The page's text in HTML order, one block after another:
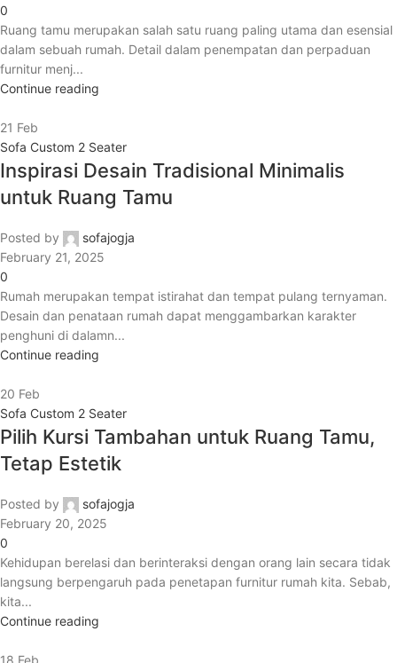
0
Ruang tamu merupakan salah satu ruang paling utama dan esensial
dalam sebuah rumah. Detail dalam penempatan dan perpaduan
furnitur menj...
Continue reading
21 Feb
Sofa Custom 2 Seater
Inspirasi Desain Tradisional Minimalis
untuk Ruang Tamu
Posted by
sofajogja
February 21, 2025
0
Rumah merupakan tempat istirahat dan tempat pulang ternyaman.
Desain dan penataan rumah dapat menggambarkan karakter
penghuni di dalamn...
Continue reading
20 Feb
Sofa Custom 2 Seater
Pilih Kursi Tambahan untuk Ruang Tamu,
Tetap Estetik
Posted by
sofajogja
February 20, 2025
0
Kehidupan berelasi dan berinteraksi dengan orang lain secara tidak
langsung berpengaruh pada penetapan furnitur rumah kita. Sebab,
kita...
Continue reading